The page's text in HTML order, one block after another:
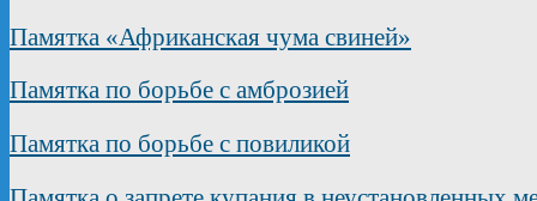
Памятка «Африканская чума свиней»
Памятка по борьбе с амброзией
Памятка по борьбе с повиликой